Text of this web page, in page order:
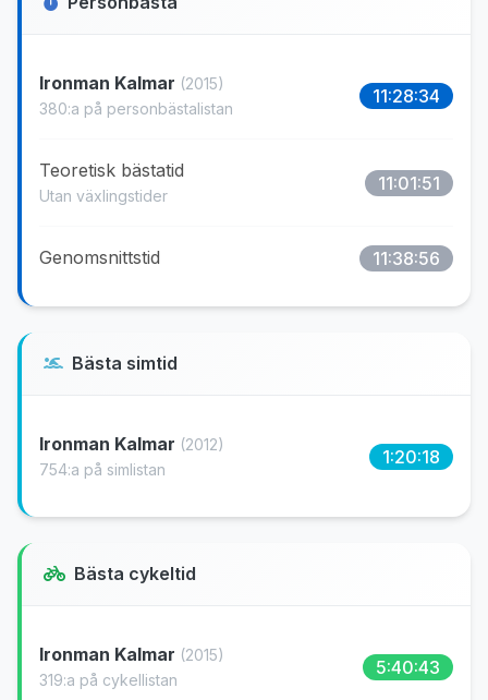
Ironman Kalmar (2015)
380:a på personbästalistan
11:28:34
Teoretisk bästatid
Utan växlingstider
11:01:51
Genomsnittstid 11:38:56
Bästa simtid
Ironman Kalmar (2012)
754:a på simlistan
1:20:18
Bästa cykeltid
Ironman Kalmar (2015)
319:a på cykellistan
5:40:43